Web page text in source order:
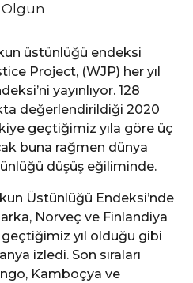
üstünlüğü endeksi
Project, (WJP) her yıl
yayınlıyor. 128
değerlendirildiği 2020
geçtiğimiz yıla göre üç
buna rağmen dünya
düşüş eğiliminde.
Üstünlüğü Endeksi’nde
Norveç ve Finlandiya
geçtiğimiz yıl olduğu gibi
izledi. Son sıraları
Kamboçya ve